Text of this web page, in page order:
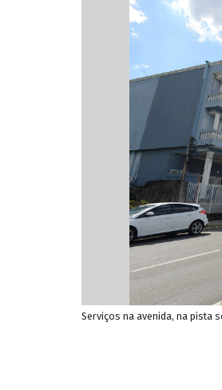
Serviços na avenida, na pista